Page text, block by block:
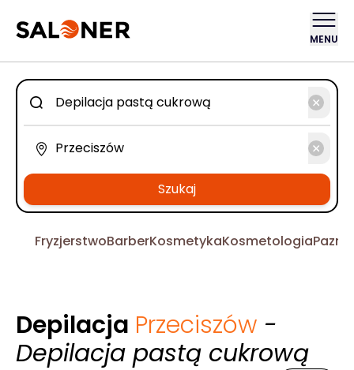
MENU
Szukaj
FryzjerstwoBarberKosmetykaKosmetologia
Depilacja Przeciszów -
Depilacja pastą cukrową